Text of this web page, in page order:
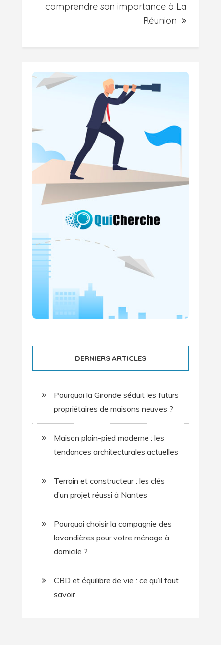
comprendre son importance à La
Réunion
DERNIERS ARTICLES
Pourquoi la Gironde séduit les futurs
propriétaires de maisons neuves ?
Maison plain-pied moderne : les
tendances architecturales actuelles
Terrain et constructeur : les clés
d’un projet réussi à Nantes
Pourquoi choisir la compagnie des
lavandières pour votre ménage à
domicile ?
CBD et équilibre de vie : ce qu’il faut
savoir